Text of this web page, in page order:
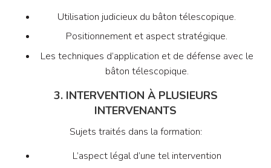
Utilisation judicieux du bâton télescopique.
Positionnement et aspect stratégique.
Les techniques d’application et de défense avec le
bâton télescopique.
3. INTERVENTION À PLUSIEURS
INTERVENANTS
Sujets traités dans la formation:
L’aspect légal d’une tel intervention